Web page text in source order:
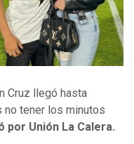
Cruz llegó hasta
no tener los minutos
por Unión La Calera.